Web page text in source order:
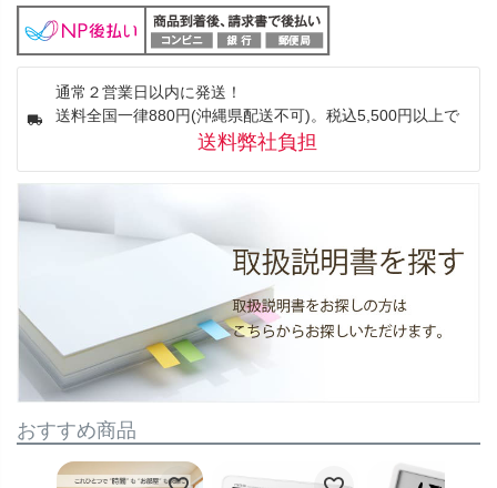
通常２営業日以内に発送！
送料全国一律880円(沖縄県配送不可)。税込5,500円以上で
送料弊社負担
おすすめ商品